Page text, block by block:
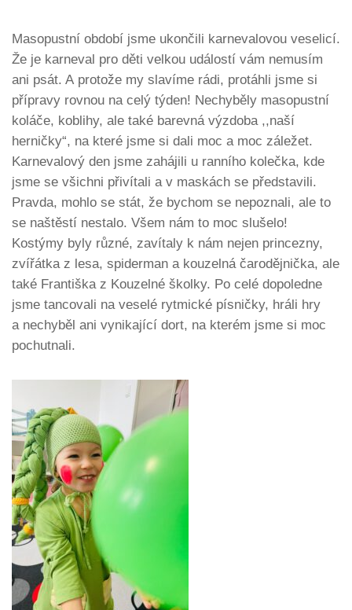
Masopustní období jsme ukončili karnevalovou veselicí.
Že je karneval pro děti velkou událostí vám nemusím
ani psát. A protože my slavíme rádi, protáhli jsme si
přípravy rovnou na celý týden! Nechyběly masopustní
koláče, koblihy, ale také barevná výzdoba ,,naší
herničky“, na které jsme si dali moc a moc záležet.
Karnevalový den jsme zahájili u ranního kolečka, kde
jsme se všichni přivítali a v maskách se představili.
Pravda, mohlo se stát, že bychom se nepoznali, ale to
se naštěstí nestalo. Všem nám to moc slušelo!
Kostýmy byly různé, zavítaly k nám nejen princezny,
zvířátka z lesa, spiderman a kouzelná čarodějnička, ale
také Františka z Kouzelné školky. Po celé dopoledne
jsme tancovali na veselé rytmické písničky, hráli hry
a nechyběl ani vynikající dort, na kterém jsme si moc
pochutnali.